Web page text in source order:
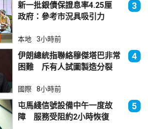
新一批銀債保證息率4.25厘
政府：參考市況具吸引力
3
本地 3小時前
伊朗總統指聯絡穆傑塔巴非常
困難 斥有人試圖製造分裂
4
國際 8小時前
屯馬綫信號設備中午一度故
障 服務受阻約2小時恢復
5